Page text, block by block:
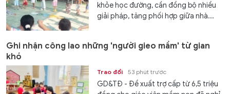
khỏe học đường, cần đồng bộ nhiều
giải pháp, tăng phối hợp giữa nhà...
Ghi nhận công lao những 'người gieo mầm' từ gian
khó
Trao đổi 53 phút trước
GD&TĐ - Đề xuất trợ cấp từ 6,5 triệu